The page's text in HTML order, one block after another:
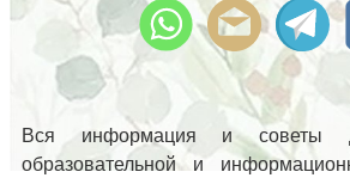
Вся информация и советы
образовательной и